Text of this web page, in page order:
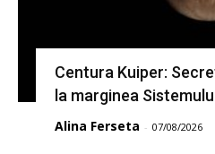
Centura Kuiper:
la marginea
Alina Ferseta - 07/08/2026